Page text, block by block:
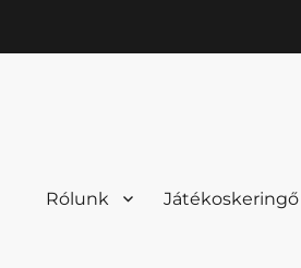
Rólunk Játékoskeringő